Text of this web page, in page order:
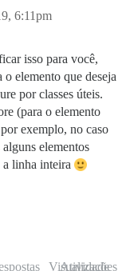
6:11pm
isso para você,
elemento que deseja
por classes úteis.
(para o elemento
exemplo, no caso
alguns elementos
a linha inteira
Visualizações
Atividade